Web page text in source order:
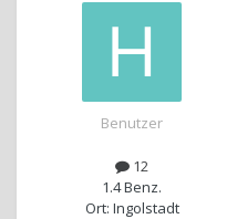
Benutzer
12
1.4 Benz.
Ort: Ingolstadt